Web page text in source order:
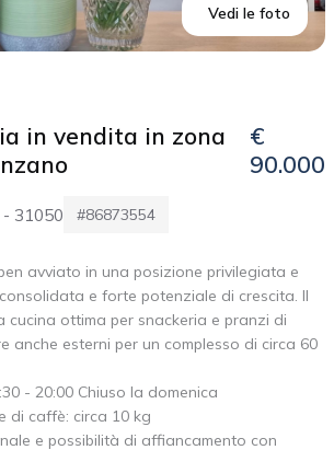
Vedi le foto
in vendita in zona
€
90.000
31050 #86873554
avviato in una posizione privilegiata e
e forte potenziale di crescita. Il
cucina ottima per snackeria e pranzi di
anche esterni per un complesso di circa 60
- 20:00 Chiuso la domenica
di caffè: circa 10 kg
e possibilità di affiancamento con